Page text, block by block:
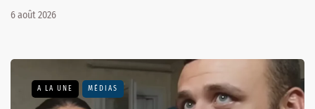
6 août 2026
A LA UNE MÉDIAS